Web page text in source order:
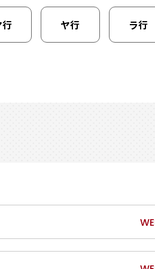
ヤ行 ラ行